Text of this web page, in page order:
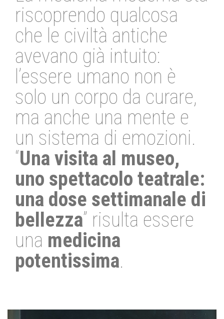
riscoprendo qualcosa
che le civiltà antiche
avevano già intuito:
l’essere umano non è
solo un corpo da curare,
ma anche una mente e
un sistema di emozioni.
“Una visita al museo,
uno spettacolo teatrale:
una dose settimanale di
bellezza” risulta essere
una medicina
potentissima.